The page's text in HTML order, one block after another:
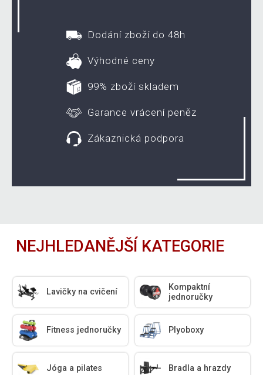
Dodání zboží do 48h
Výhodné ceny
99% zboží skladem
Garance vrácení peněz
Zákaznická podpora
NEJHLEDANĚJŠÍ KATEGORIE
Lavičky na cvičení
Kompaktní
jednoručky
Fitness jednoručky Plyoboxy
Jóga a pilates Bradla a hrazdy